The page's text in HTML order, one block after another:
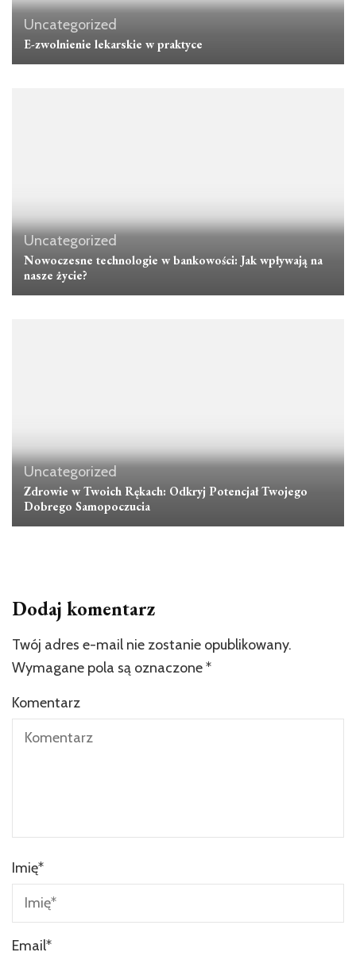
Uncategorized
E-zwolnienie lekarskie w praktyce
Uncategorized
Nowoczesne technologie w bankowości: Jak wpływają na
nasze życie?
Uncategorized
Zdrowie w Twoich Rękach: Odkryj Potencjał Twojego
Dobrego Samopoczucia
Dodaj komentarz
Twój adres e-mail nie zostanie opublikowany.
Wymagane pola są oznaczone*
Komentarz
Imię*
Email*